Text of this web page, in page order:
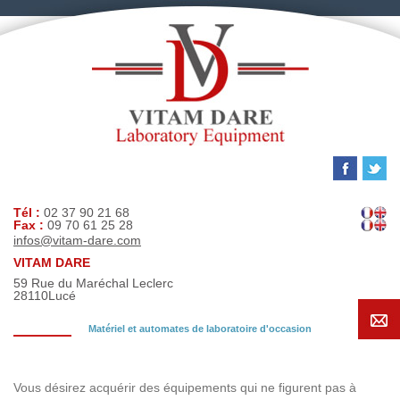
Tél : 02 37 90 21 68
Fax : 09 70 61 25 28
infos@vitam-dare.com
VITAM DARE
59 Rue du Maréchal Leclerc
28110Lucé
Matériel et automates de laboratoire d'occasion
Vous désirez acquérir des équipements qui ne figurent pas à